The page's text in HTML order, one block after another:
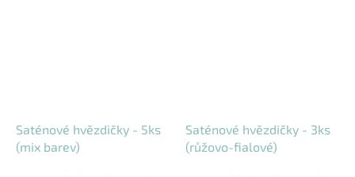
Saténové hvězdičky - 5ks
(mix barev)
Saténové hvězdičky - 3ks
(růžovo-fialové)